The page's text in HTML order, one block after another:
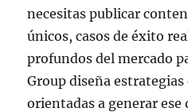
necesitas publicar
únicos, casos de éxito
profundos del mercado
Group diseña
orientadas a generar ese